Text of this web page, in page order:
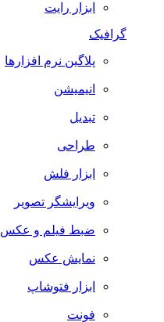
ابزار رایت
گرافیک
پلاگین نرم افزارها
انیمیشن
تبدیل
طراحی
ابزار فلش
ویرایشگر تصویر
ضبط فيلم و عكس
نمایش عکس
ابزار فتوشاپ
فونت